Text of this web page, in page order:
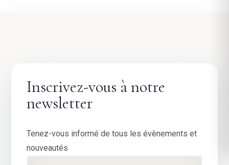
Inscrivez-vous à notre
newsletter
Tenez-vous informé de tous les évènements et
nouveautés